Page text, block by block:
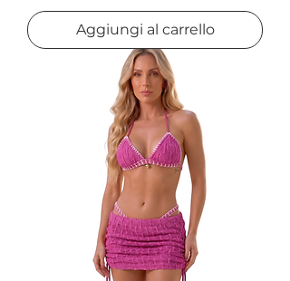
Aggiungi al carrello